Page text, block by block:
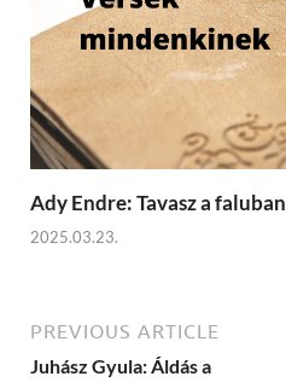
Ady Endre: Tavasz a faluban
2025.03.23.
PREVIOUS ARTICLE
Juhász Gyula: Áldás a